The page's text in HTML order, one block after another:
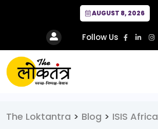
AUGUST 8, 2026
Follow Us
The Loktantra > Blog > ISIS Africa